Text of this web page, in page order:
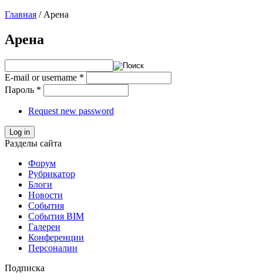
Главная / Арена
Арена
E-mail or username *
Пароль *
Request new password
Log in
Разделы сайта
Форум
Рубрикатор
Блоги
Новости
События
События BIM
Галереи
Конференции
Персоналии
Подписка